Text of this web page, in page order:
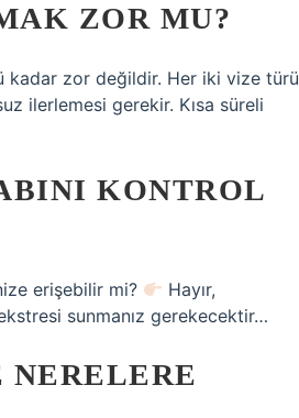
ZOR MU?
kadar zor değildir. Her iki vize türü
ilerlemesi gerekir. Kısa süreli
KONTROL
erişebilir mi?
Hayır,
sunmanız gerekecektir…